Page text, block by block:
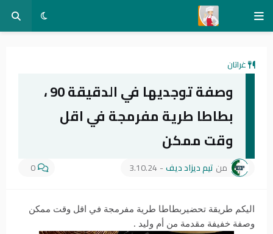
غراتان
وصفة توجديها في الدقيقة 90 ،
بطاطا طرية مفرمجة في اقل
وقت ممكن
من تيم ديزاد ديف-
3.10.24
0
اليكم طريقة تحضيربطاطا طرية مفرمجة في اقل وقت ممكن
وصفة خفيفة مقدمة من أم وليد .